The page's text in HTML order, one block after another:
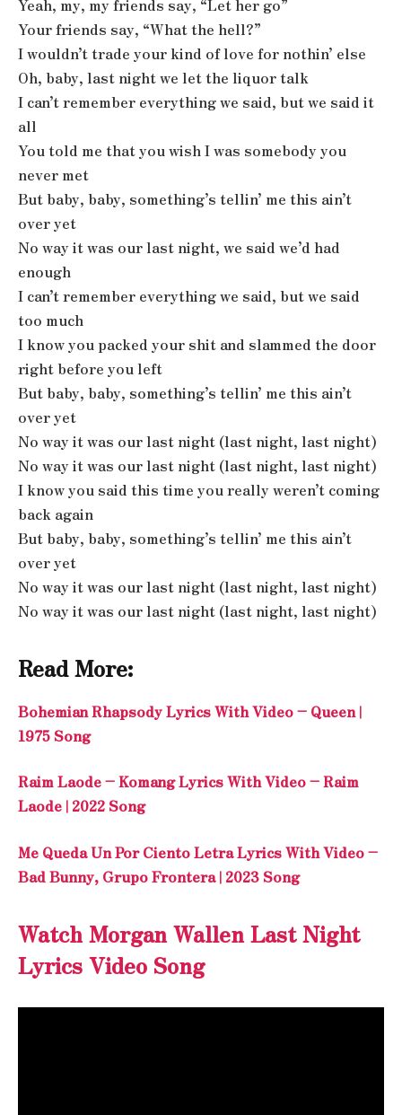
Yeah, my, my friends say, “Let her go”
Your friends say, “What the hell?”
I wouldn’t trade your kind of love for nothin’ else
Oh, baby, last night we let the liquor talk
I can’t remember everything we said, but we said it
all
You told me that you wish I was somebody you
never met
But baby, baby, something’s tellin’ me this ain’t
over yet
No way it was our last night, we said we’d had
enough
I can’t remember everything we said, but we said
too much
I know you packed your shit and slammed the door
right before you left
But baby, baby, something’s tellin’ me this ain’t
over yet
No way it was our last night (last night, last night)
No way it was our last night (last night, last night)
I know you said this time you really weren’t coming
back again
But baby, baby, something’s tellin’ me this ain’t
over yet
No way it was our last night (last night, last night)
No way it was our last night (last night, last night)
Read More:
Bohemian Rhapsody Lyrics With Video – Queen |
1975 Song
Raim Laode – Komang Lyrics With Video – Raim
Laode | 2022 Song
Me Queda Un Por Ciento Letra Lyrics With Video –
Bad Bunny, Grupo Frontera | 2023 Song
Watch Morgan Wallen Last Night
Lyrics Video Song